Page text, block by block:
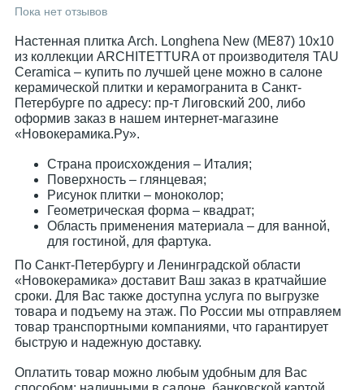
Пока нет отзывов
Настенная плитка Arch. Longhena New (ME87) 10x10
из коллекции ARCHITETTURA от производителя TAU
Ceramica – купить по лучшей цене можно в салоне
керамической плитки и керамогранита в Санкт-
Петербурге по адресу: пр-т Лиговский 200, либо
оформив заказ в нашем интернет-магазине
«Новокерамика.Ру».
Страна происхождения – Италия;
Поверхность – глянцевая;
Рисунок плитки – моноколор;
Геометрическая форма – квадрат;
Область применения материала – для ванной,
для гостиной, для фартука.
По Санкт-Петербургу и Ленинградской области
«Новокерамика» доставит Ваш заказ в кратчайшие
сроки. Для Вас также доступна услуга по выгрузке
товара и подъему на этаж. По России мы отправляем
товар транспортными компаниями, что гарантирует
быструю и надежную доставку.
Оплатить товар можно любым удобным для Вас